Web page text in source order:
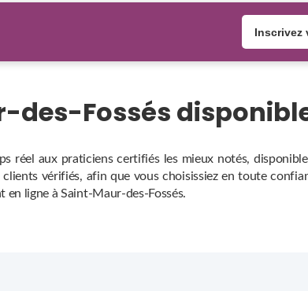
Inscrivez
des-Fossés
réel aux praticiens certifiés les mieux notés,
vérifiés, afin que vous choisissiez en toute
en ligne à Saint-Maur-des-Fossés.